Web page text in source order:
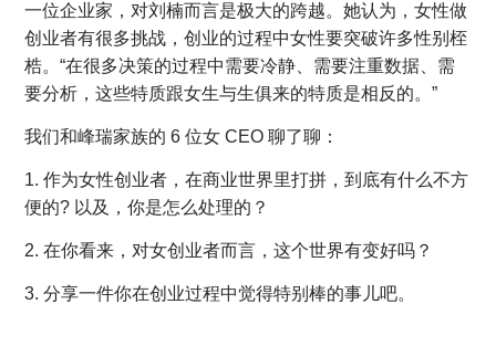
一位企业家，对刘楠而言是极大的跨越。她认为，女性做
创业者有很多挑战，创业的过程中女性要突破许多性别桎
梏。“在很多决策的过程中需要冷静、需要注重数据、需
要分析，这些特质跟女生与生俱来的特质是相反的。”
我们和峰瑞家族的 6 位女 CEO 聊了聊：
1. 作为女性创业者，在商业世界里打拼，到底有什么不方
便的? 以及，你是怎么处理的？
2. 在你看来，对女创业者而言，这个世界有变好吗？
3. 分享一件你在创业过程中觉得特别棒的事儿吧。